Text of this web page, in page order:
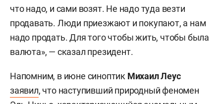
что надо, и сами возят. Не надо туда везти
продавать. Люди приезжают и покупают, а нам
надо продать. Для того чтобы жить, чтобы была
валюта», — сказал президент.
Напомним, в июне синоптик Михаил Леус
заявил, что наступивший природный феномен